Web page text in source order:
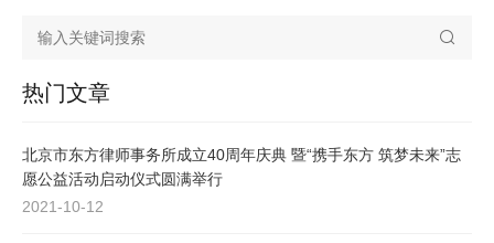
热门文章
北京市东方律师事务所成立40周年庆典 暨“携手东方 筑梦未来”志
愿公益活动启动仪式圆满举行
2021-10-12